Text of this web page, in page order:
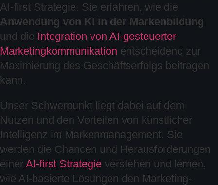
AI-first Strategie. Sie erfahren, wie die
Anwendung von KI in der Markenbildung
und die Integration von AI-gesteuerter
Marketingkommunikation entscheidend zur
Maximierung des Geschäftserfolgs beitragen
kann.
Unser Schwerpunkt liegt dabei auf dem
Nutzen und den Vorteilen von künstlicher
Intelligenz im Markenmanagement. Sie
werden die Chancen und Herausforderungen
einer AI-first Strategie verstehen und lernen,
wie AI-basierte Lösungen den Marketing-